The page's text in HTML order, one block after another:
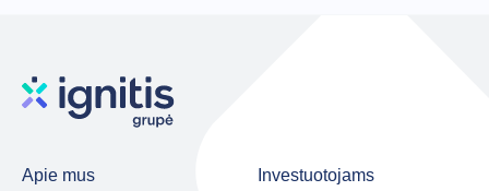
Apie mus Investuotojams